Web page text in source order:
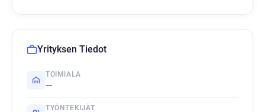
Yrityksen Tiedot
TOIMIALA
—
TYÖNTEKIJÄT